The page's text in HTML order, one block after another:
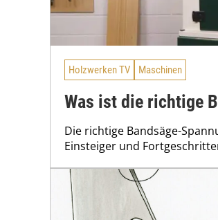
Holzwerken TV Maschinen
Was ist die richtige
Die richtige Bandsäge-
Einsteiger und